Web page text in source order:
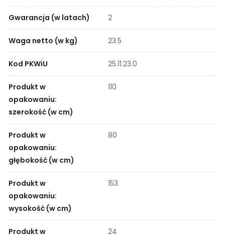
Gwarancja (w latach) 2
Waga netto (w kg) 23.5
Kod PKWiU 25.11.23.0
Produkt w
opakowaniu:
szerokość (w cm)
110
Produkt w
opakowaniu:
głębokość (w cm)
80
Produkt w
opakowaniu:
wysokość (w cm)
153
Produkt w
24